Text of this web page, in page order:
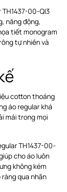
00-QI3
năng động,
tiết monogram
tự nhiên và
cotton thoáng
áo regular khá
mái trong mọi
TH1437-00-
cho áo luôn
không kém
qua nhãn